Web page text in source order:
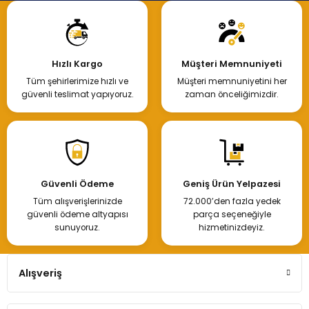
Hızlı Kargo
Tüm şehirlerimize hızlı ve
güvenli teslimat yapıyoruz.
Müşteri Memnuniyeti
Müşteri memnuniyetini her
zaman önceliğimizdir.
Güvenli Ödeme
Tüm alışverişlerinizde
güvenli ödeme altyapısı
sunuyoruz.
Geniş Ürün Yelpazesi
72.000’den fazla yedek
parça seçeneğiyle
hizmetinizdeyiz.
Alışveriş